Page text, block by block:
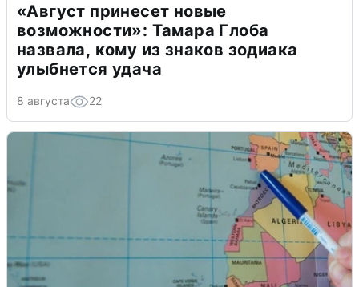
«Август принесет новые
возможности»: Тамара Глоба
назвала, кому из знаков зодиака
улыбнется удача
8 августа 22